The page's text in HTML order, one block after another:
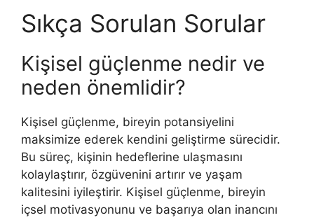
Sıkça Sorulan Sorular
Kişisel güçlenme nedir ve
neden önemlidir?
Kişisel güçlenme, bireyin potansiyelini
maksimize ederek kendini geliştirme sürecidir.
Bu süreç, kişinin hedeflerine ulaşmasını
kolaylaştırır, özgüvenini artırır ve yaşam
kalitesini iyileştirir. Kişisel güçlenme, bireyin
içsel motivasyonunu ve başarıya olan inancını